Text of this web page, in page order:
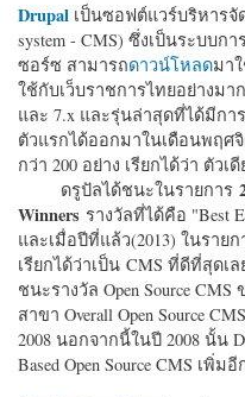
Drupal เป็นซอฟต์แวร์บริหารจัด
system - CMS) ซึ่งเป็นระบบ
ซอร์ซ สามารถดาวน์โหลดมา
ใช้กับเว็บราชการไทยอย่างม
และ 7.x และรุ่นล่าสุดที่ได้มีกา
ตัวแรกได้ออกมาในเดือนพฤศ
กว่า 200 อย่าง เรียกได้ว่า ตัว
ดรูปัลได้ชนะในรายการ
Winners รางวัลที่ได้คือ "Best
และเมื่อปีที่แล้ว(2013) ในราย
เรียกได้ว่าเป็น CMS ที่ดีที่สุดเล
ชนะรางวัล Open Source
สาขา Overall Open Source
2008 นอกจากนี้ในปี 2008 นั้น
Based Open Source CMS เพิ่